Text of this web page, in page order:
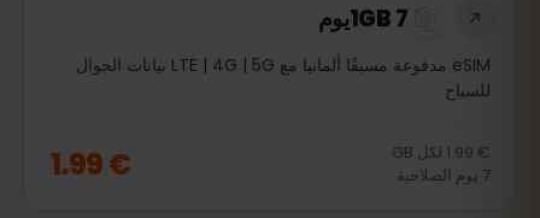
1GB 7يوم
eSIM مدفوعة مسبقًا ألمانيا مع LTE | 4G | 5G بيانات الجوال
للسياح
€ 1.99 لكل GB
7 يوم الصلاحية € 1.99